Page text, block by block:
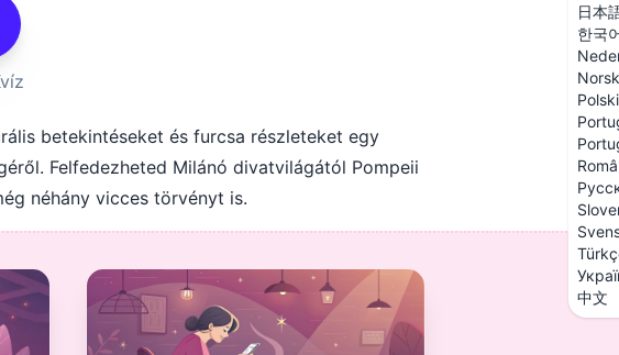
日本
한국
Norsk
Polski
中文
betekintéseket és furcsa részleteket egy
Felfedezheted Milánó divatvilágától Pompeii
néhány vicces törvényt is.